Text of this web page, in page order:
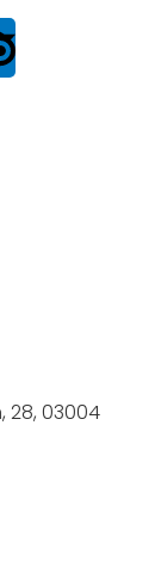
28, 03004